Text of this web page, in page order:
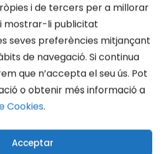
i de tercers per a millorar
mostrar-li publicitat
seves preferències mitjançant
de navegació. Si continua
que n’accepta el seu ús. Pot
o obtenir més informació a
Cookies.
Acceptar
CHEETAH
+ SOL
+ SILVERFLAME